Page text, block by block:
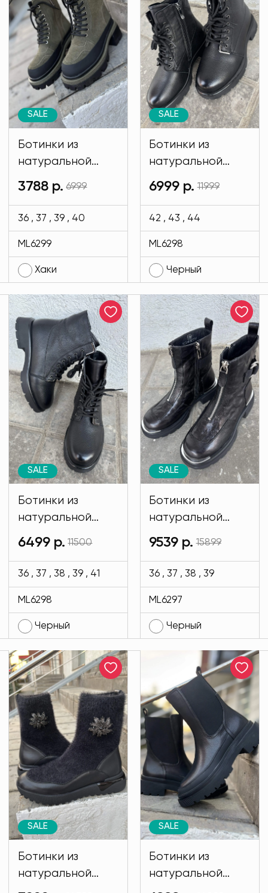
Ботинки из
натуральной
кожи. ЗИМА цвета
хаки MODLAV
ML6299-27
SALE
3788 р. 6999
36 , 37 , 39 , 40
ML6299
Хаки
Ботинки из
натуральной
кожи. ЗИМА
черного цвета
MODLAV ML6298-
13
SALE
6999 р. 11999
42 , 43 , 44
ML6298
Черный
Ботинки из
натуральной
черного цвета
MODLAV ML6298-
13
SALE
6499 р. 11500
36 , 37 , 38 , 39 , 41
ML6298
Черный
Ботинки из
натуральной
Bottini черного
цвета MODLAV
ML6297-13
SALE
9539 р. 15899
36 , 37 , 38 , 39
ML6297
Черный
Ботинки из
натуральной
кожи Regina
SALE
Ботинки из
натуральной
кожи Regina
SALE